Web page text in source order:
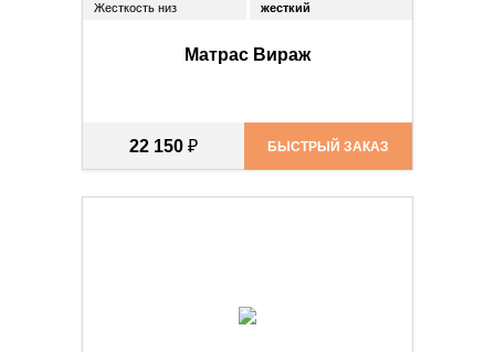
Жесткость низ жесткий
Матрас Вираж
22 150 ₽ БЫСТРЫЙ ЗАКАЗ